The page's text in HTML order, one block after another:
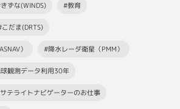
ずな(WINDS) #教育
だま(DRTS)
） #降水レーダ衛星（PMM）
観測データ利用30年
テライトナビゲーターのお仕事